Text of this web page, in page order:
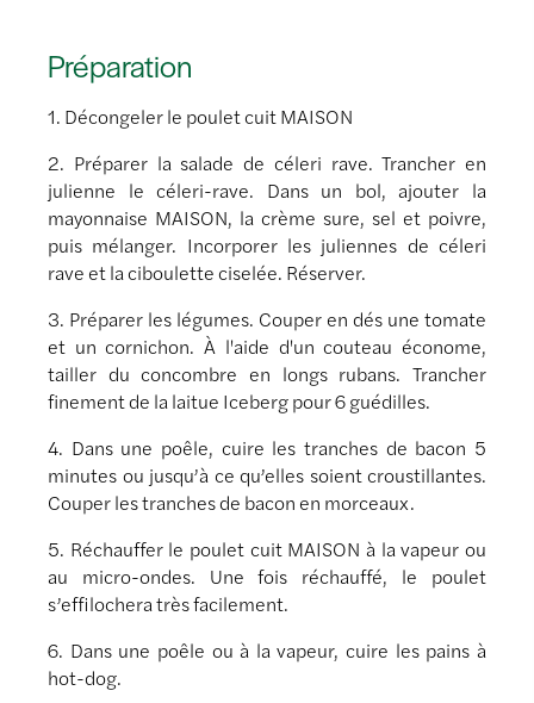
Préparation
1. Décongeler le poulet cuit MAISON
2. Préparer la salade de céleri rave. Trancher en
julienne le céleri-rave. Dans un bol, ajouter la
mayonnaise MAISON, la crème sure, sel et poivre,
puis mélanger. Incorporer les juliennes de céleri
rave et la ciboulette ciselée. Réserver.
3. Préparer les légumes. Couper en dés une tomate
et un cornichon. À l'aide d'un couteau économe,
tailler du concombre en longs rubans. Trancher
finement de la laitue Iceberg pour 6 guédilles.
4. Dans une poêle, cuire les tranches de bacon 5
minutes ou jusqu’à ce qu’elles soient croustillantes.
Couper les tranches de bacon en morceaux.
5. Réchauffer le poulet cuit MAISON à la vapeur ou
au micro-ondes. Une fois réchauffé, le poulet
s’effilochera très facilement.
6. Dans une poêle ou à la vapeur, cuire les pains à
hot-dog.